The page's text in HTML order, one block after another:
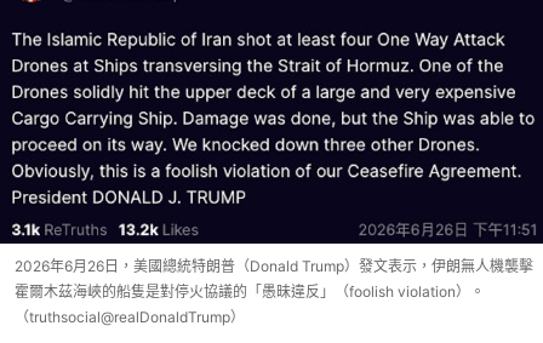
2026年6月26日，美國總統特朗普（Donald Trump）發文表示，伊朗無人機襲擊
霍爾木茲海峽的船隻是對停火協議的「愚昧違反」（foolish violation）。
（truthsocial@realDonaldTrump）